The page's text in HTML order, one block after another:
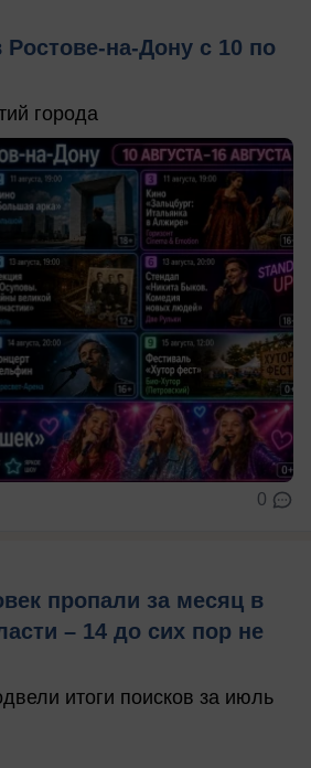
Ростове-на-Дону с 10 по
города
0
пропали за месяц в
– 14 до сих пор не
итоги поисков за июль